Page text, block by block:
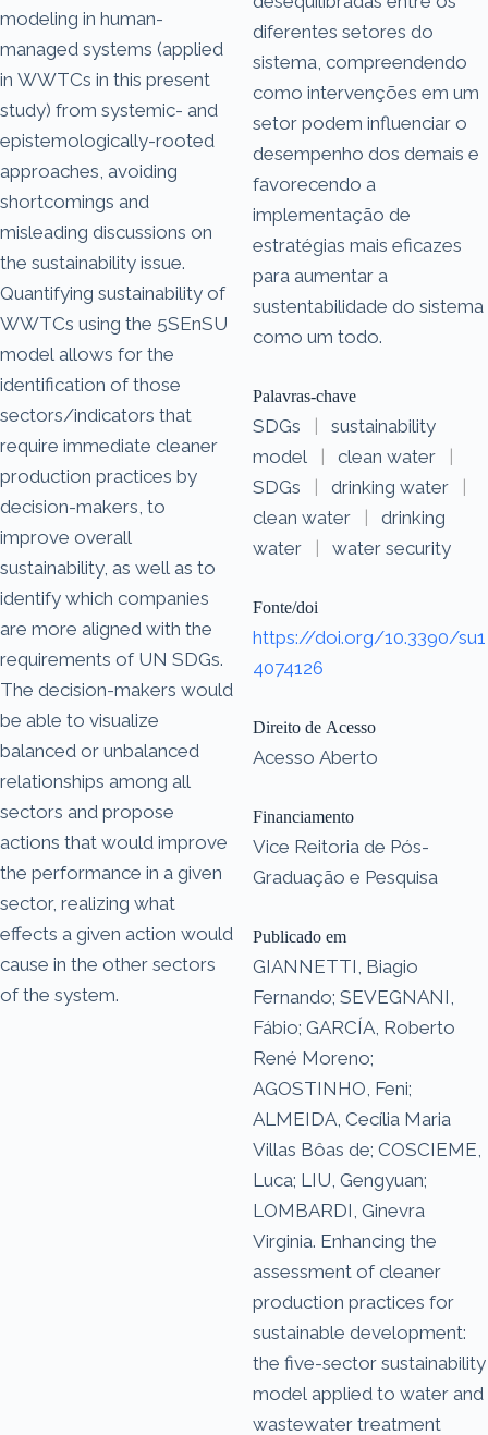
modeling in human-
managed systems (applied
in WWTCs in this present
study) from systemic- and
epistemologically-rooted
approaches, avoiding
shortcomings and
misleading discussions on
the sustainability issue.
Quantifying sustainability of
WWTCs using the 5SEnSU
model allows for the
identification of those
sectors/indicators that
require immediate cleaner
production practices by
decision-makers, to
improve overall
sustainability, as well as to
identify which companies
are more aligned with the
requirements of UN SDGs.
The decision-makers would
be able to visualize
balanced or unbalanced
relationships among all
sectors and propose
actions that would improve
the performance in a given
sector, realizing what
effects a given action would
cause in the other sectors
of the system.
diferentes setores do
sistema, compreendendo
como intervenções em um
setor podem influenciar o
desempenho dos demais e
favorecendo a
implementação de
estratégias mais eficazes
para aumentar a
sustentabilidade do sistema
como um todo.
Palavras-chave
SDGs |
sustainability
model
| clean water
|
SDGs
| drinking water
|
clean water
|
drinking
water
| water security
Fonte/doi
https://doi.org/10.3390/su1
4074126
Direito de Acesso
Acesso Aberto
Financiamento
Vice Reitoria de Pós-
Graduação e Pesquisa
Publicado em
GIANNETTI, Biagio
Fernando; SEVEGNANI,
Fábio; GARCÍA, Roberto
René Moreno;
AGOSTINHO, Feni;
ALMEIDA, Cecília Maria
Villas Bôas de; COSCIEME,
Luca; LIU, Gengyuan;
LOMBARDI, Ginevra
Virginia. Enhancing the
assessment of cleaner
production practices for
sustainable development:
the five-sector sustainability
model applied to water and
wastewater treatment